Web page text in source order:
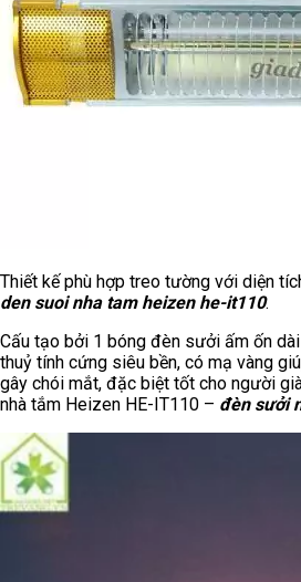
Thiết kế phù hợp treo tường với diện
den suoi nha tam heizen he-it110.
Cấu tạo bởi 1 bóng đèn sưởi ấm ốn
thuỷ tính cứng siêu bền, có mạ vàng
gây chói mắt, đặc biệt tốt cho người
nhà tắm Heizen HE-IT110 – đèn sưởi